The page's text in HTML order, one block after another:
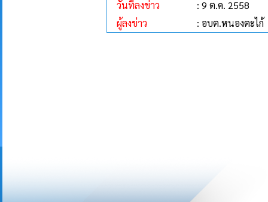
วันที่ลงข่าว
: 9 ต.ค. 2558
ผู้ลงข่าว
: อบต.หนองตะไก้